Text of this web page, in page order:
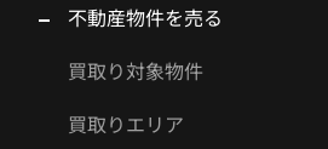
不動産物件を売る
買取り対象物件
買取りエリア